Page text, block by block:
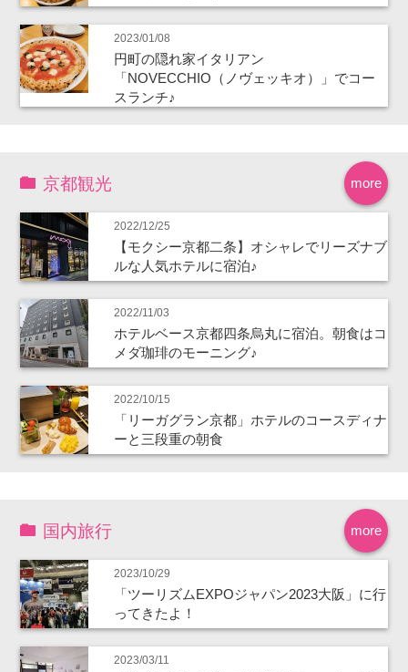
2023/01/08
円町の隠れ家イタリアン
「NOVECCHIO（ノヴェッキオ）」でコー
スランチ♪
more
京都観光
2022/12/25
【モクシー京都二条】オシャレでリーズナブ
ルな人気ホテルに宿泊♪
2022/11/03
ホテルベース京都四条烏丸に宿泊。朝食はコ
メダ珈琲のモーニング♪
2022/10/15
「リーガグラン京都」ホテルのコースディナ
ーと三段重の朝食
more
国内旅行
2023/10/29
「ツーリズムEXPOジャパン2023大阪」に行
ってきたよ！
2023/03/11